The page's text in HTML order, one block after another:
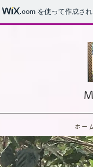
.com を使って作成さ
ホー